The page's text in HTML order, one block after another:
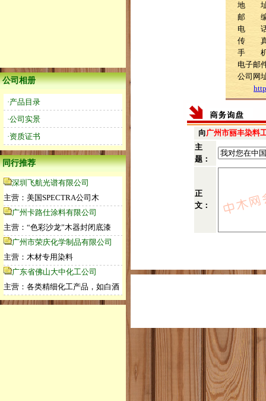
公司相册
·产品目录
·公司实景
·资质证书
同行推荐
深圳飞航光谱有限公司
主营：美国SPECTRA公司木
广州卡路仕涂料有限公司
主营：“色彩沙龙”木器封闭底漆
广州市荣庆化学制品有限公司
主营：木材专用染料
广东省佛山大中化工公司
主营：各类精细化工产品，如白酒
地 址
邮 编
电 话
传 真
手 机
电子邮
公司网
向广州市丽丰染料
主
题：
正
文：